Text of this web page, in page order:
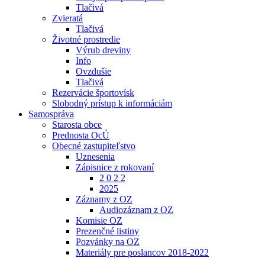
Tlačivá
Zvieratá
Tlačivá
Životné prostredie
Výrub dreviny
Info
Ovzdušie
Tlačivá
Rezervácie športovísk
Slobodný prístup k informáciám
Samospráva
Starosta obce
Prednosta OcÚ
Obecné zastupiteľstvo
Uznesenia
Zápisnice z rokovaní
2 0 2 2
2025
Záznamy z OZ
Audiozáznam z OZ
Komisie OZ
Prezenčné listiny
Pozvánky na OZ
Materiály pre poslancov 2018-2022